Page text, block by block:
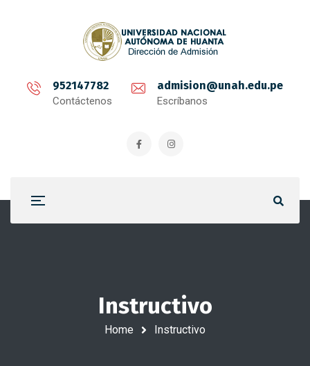
952147782
Contáctenos
admision@unah.edu.pe
Escríbanos
Instructivo
Home Instructivo